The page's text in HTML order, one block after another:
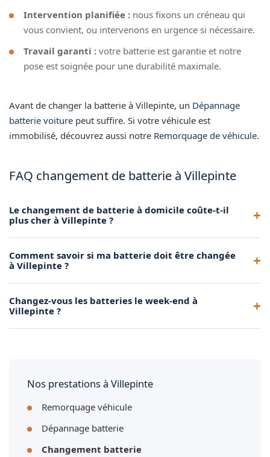
Intervention planifiée : nous fixons un créneau qui
vous convient, ou intervenons en urgence si nécessaire.
Travail garanti : votre batterie est garantie et notre
pose est soignée pour une durabilité maximale.
Avant de changer la batterie à Villepinte, un Dépannage
batterie voiture peut suffire. Si votre véhicule est
immobilisé, découvrez aussi notre Remorquage de véhicule.
FAQ changement de batterie à Villepinte
Le changement de batterie à domicile coûte-t-il
plus cher à Villepinte ?
traditionnels. Il inclut la batterie, la pose, le déplacement et
le recyclage de l'ancienne batterie.
Comment savoir si ma batterie doit être changée
à Villepinte ?
batterie allumé ou des accessoires défaillants. Notre
diagnostic gratuit sur place confirme si le remplacement est
Changez-vous les batteries le week-end à
Villepinte ?
Nos prestations à Villepinte
Remorquage véhicule
Dépannage batterie
Changement batterie